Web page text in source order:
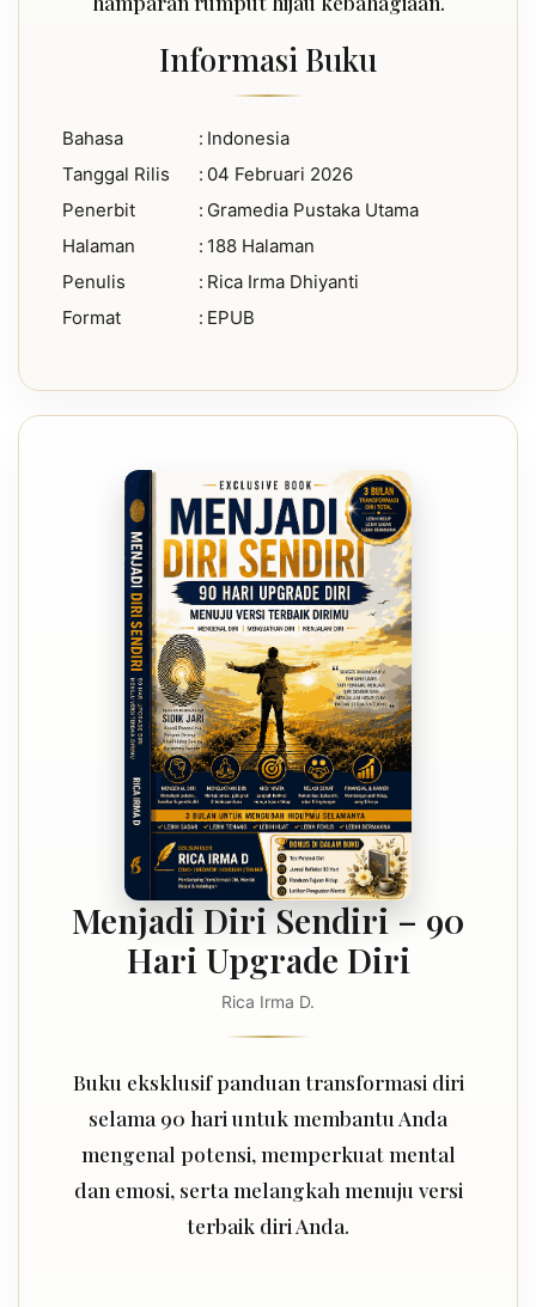
Informasi Buku
Bahasa : Indonesia
Tanggal Rilis
: 04 Februari 2026
Penerbit
: Gramedia Pustaka Utama
Halaman
: 188 Halaman
Penulis
: Rica Irma Dhiyanti
Format
: EPUB
Menjadi Diri Sendiri – 90
Hari Upgrade Diri
Rica Irma D.
Buku eksklusif panduan transformasi diri
selama 90 hari untuk membantu Anda
mengenal potensi, memperkuat mental
dan emosi, serta melangkah menuju versi
terbaik diri Anda.